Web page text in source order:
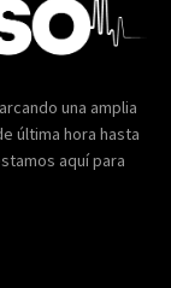
una amplia
última hora hasta
aquí para